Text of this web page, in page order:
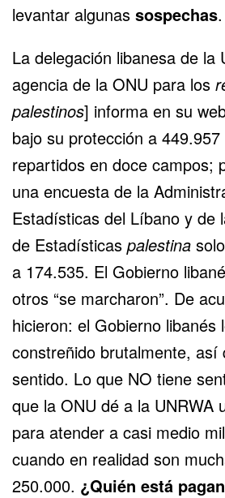
levantar algunas sospechas.
La delegación libanesa de la
agencia de la ONU para los
palestinos] informa en su
bajo su protección a
repartidos en doce campos;
una encuesta de la
Estadísticas del Líbano y de
de Estadísticas palestina
a 174.535. El Gobierno
otros “se marcharon”. De
hicieron: el Gobierno libanés
constreñido brutalmente, así
sentido. Lo que NO tiene
que la ONU dé a la UNRWA
para atender a casi medio
cuando en realidad son
250.000. ¿Quién está